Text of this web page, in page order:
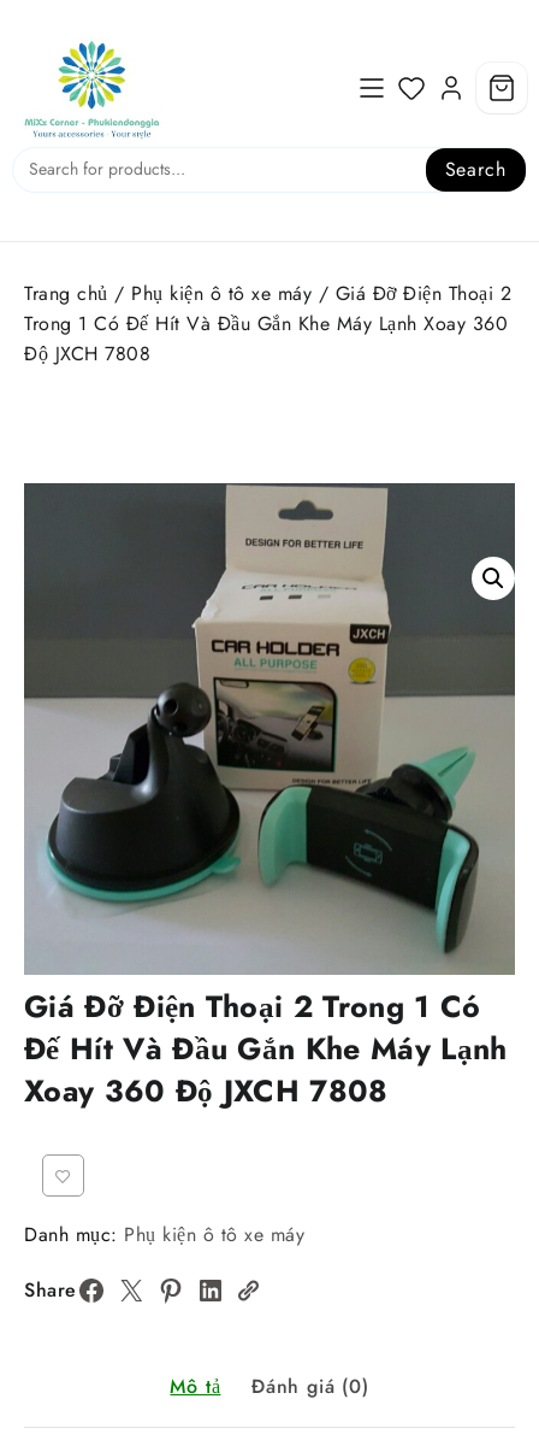
content
Search
Trang chủ / Phụ kiện ô tô xe máy / Giá Đỡ Điện Thoại 2
Trong 1 Có Đế Hít Và Đầu Gắn Khe Máy Lạnh Xoay 360
Độ JXCH 7808
Giá Đỡ Điện Thoại 2 Trong 1 Có
Đế Hít Và Đầu Gắn Khe Máy Lạnh
Xoay 360 Độ JXCH 7808
Danh mục: Phụ kiện ô tô xe máy
Share
Mô tả Đánh giá (0)